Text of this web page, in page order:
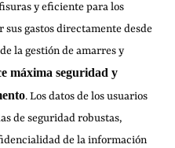
y eficiente para los
sus gastos directamente desde
la gestión de amarres y
máxima seguridad y
. Los datos de los usuarios
de seguridad robustas,
de la información